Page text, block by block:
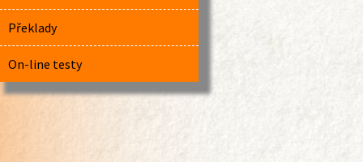
Překlady
On-line testy